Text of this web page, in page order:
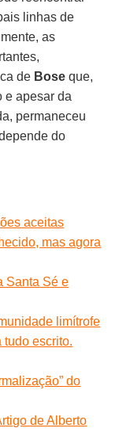
linhas de
as
de Bose que,
e apesar da
permaneceu
do
aceitas
mas agora
Santa Sé e
limítrofe
tudo escrito.
do
de Alberto